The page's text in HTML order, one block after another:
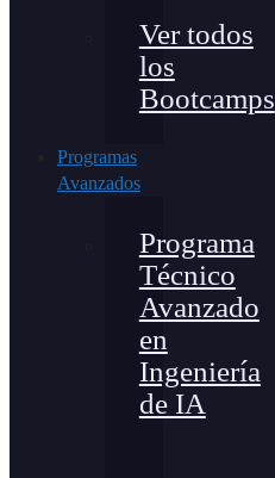
Ver todos
los
Bootcamps
Programas
Avanzados
Programa
Técnico
Avanzado
en
Ingeniería
de IA